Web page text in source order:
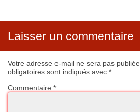
Laisser un commentaire
Votre adresse e-mail ne sera pas publiée.
obligatoires sont indiqués avec *
Commentaire *